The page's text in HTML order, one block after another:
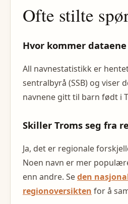
Ofte stilte
Hvor kommer
All navnestatistikk er
sentralbyrå (SSB) og viser
navnene gitt til barn født i
Skiller Troms seg fra
Ja, det er regionale
Noen navn er mer
enn andre. Seden
regionoversikten for å